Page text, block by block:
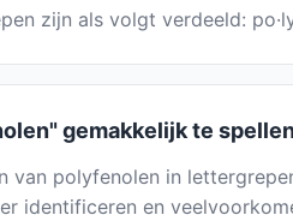
zijn als volgt verdeeld:
gemakkelijk te
van polyfenolen in
identificeren en